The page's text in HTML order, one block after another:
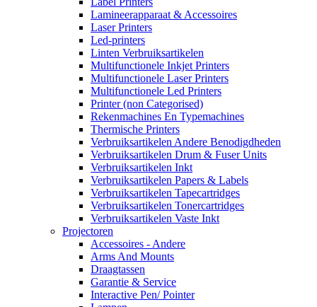
Lamineerapparaat & Accessoires
Laser Printers
Led-printers
Linten Verbruiksartikelen
Multifunctionele Inkjet Printers
Multifunctionele Laser Printers
Multifunctionele Led Printers
Printer (non Categorised)
Rekenmachines En Typemachines
Thermische Printers
Verbruiksartikelen Andere Benodigdheden
Verbruiksartikelen Drum & Fuser Units
Verbruiksartikelen Inkt
Verbruiksartikelen Papers & Labels
Verbruiksartikelen Tapecartridges
Verbruiksartikelen Tonercartridges
Verbruiksartikelen Vaste Inkt
Projectoren
Accessoires - Andere
Arms And Mounts
Draagtassen
Garantie & Service
Interactive Pen/ Pointer